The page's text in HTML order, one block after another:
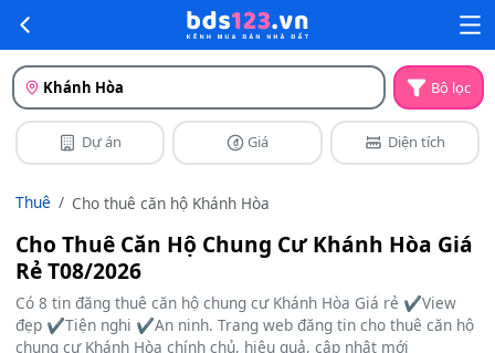
Khánh Hòa Bộ lọc
Dự án Giá Diện tích
Thuê Cho thuê căn hộ Khánh Hòa
Cho Thuê Căn Hộ Chung Cư Khánh Hòa Giá
Rẻ T08/2026
Có 8 tin đăng thuê căn hộ chung cư Khánh Hòa Giá rẻ ✔️View
đẹp ✔️Tiện nghi ✔️An ninh. Trang web đăng tin cho thuê căn hộ
chung cư Khánh Hòa chính chủ, hiệu quả, cập nhật mới